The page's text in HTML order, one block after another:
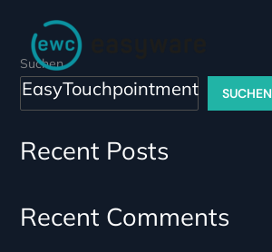
springen
EasyTouchpointment
Suchen
SUCHEN
Recent Posts
Recent Comments